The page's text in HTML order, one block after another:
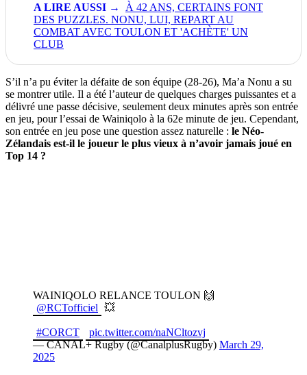
À 42 ANS, CERTAINS FONT
DES PUZZLES. NONU, LUI, REPART AU
COMBAT AVEC TOULON ET 'ACHÈTE' UN
CLUB
S’il n’a pu éviter la défaite de son équipe (28-26), Ma’a Nonu a su
se montrer utile. Il a été l’auteur de quelques charges puissantes et a
délivré une passe décisive, seulement deux minutes après son entrée
en jeu, pour l’essai de Wainiqolo à la 62e minute de jeu. Cependant,
son entrée en jeu pose une question assez naturelle : le Néo-
Zélandais est-il le joueur le plus vieux à n’avoir jamais joué en
Top 14 ?
WAINIQOLO RELANCE TOULON 🙌
@RCTofficiel 💥
#CORCT
pic.twitter.com/naNCltozvj
— CANAL+ Rugby (@CanalplusRugby) March 29,
2025